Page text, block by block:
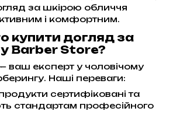
за шкірою обличчя
і комфортним.
купити догляд за
Barber Store?
ваш експерт у чоловічому
Наші переваги:
сертифіковані та
стандартам професійного